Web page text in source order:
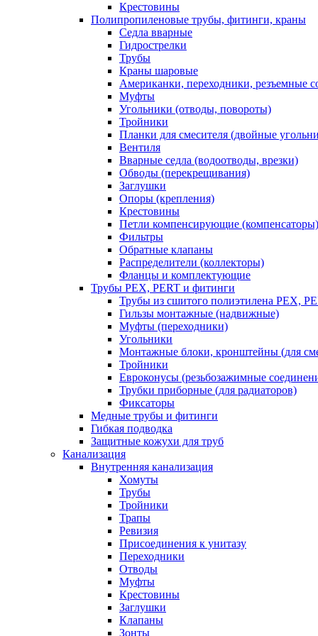
Крестовины
Полипропиленовые трубы, фитинги, краны
Седла вварные
Гидрострелки
Трубы
Краны шаровые
Американки, переходники, резъемные
Муфты
Угольники (отводы, повороты)
Тройники
Планки для смесителя (двойные
Вентиля
Вварные седла (водоотводы, врезки)
Обводы (перекрещивания)
Заглушки
Опоры (крепления)
Крестовины
Петли компенсирующие (компенсаторы)
Фильтры
Обратные клапаны
Распределители (коллекторы)
Фланцы и комплектующие
Трубы PEX, PERT и фитинги
Трубы из сшитого полиэтилена PEX,
Гильзы монтажные (надвижные)
Муфты (переходники)
Угольники
Монтажные блоки, кронштейны (для
Тройники
Евроконусы (резьбозажимные
Трубки приборные (для радиаторов)
Фиксаторы
Медные трубы и фитинги
Гибкая подводка
Защитные кожухи для труб
Канализация
Внутренняя канализация
Хомуты
Трубы
Тройники
Трапы
Ревизия
Присоединения к унитазу
Переходники
Отводы
Муфты
Крестовины
Заглушки
Клапаны
Зонты